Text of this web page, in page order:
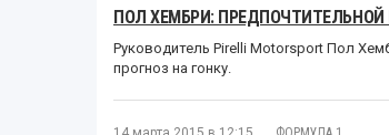
ПОЛ ХЕМБРИ:
Руководитель Pirelli Motorsport Пол
прогноз на гонку.